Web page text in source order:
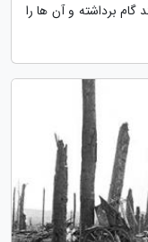
برداشته و آن ها را